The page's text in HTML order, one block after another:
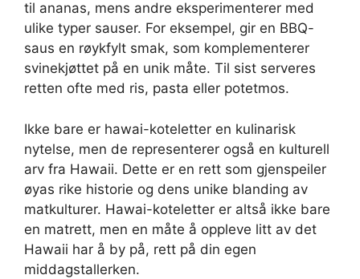
til ananas, mens andre eksperimenterer med
ulike typer sauser. For eksempel, gir en BBQ-
saus en røykfylt smak, som komplementerer
svinekjøttet på en unik måte. Til sist serveres
retten ofte med ris, pasta eller potetmos.
Ikke bare er hawai-koteletter en kulinarisk
nytelse, men de representerer også en kulturell
arv fra Hawaii. Dette er en rett som gjenspeiler
øyas rike historie og dens unike blanding av
matkulturer. Hawai-koteletter er altså ikke bare
en matrett, men en måte å oppleve litt av det
Hawaii har å by på, rett på din egen
middagstallerken.